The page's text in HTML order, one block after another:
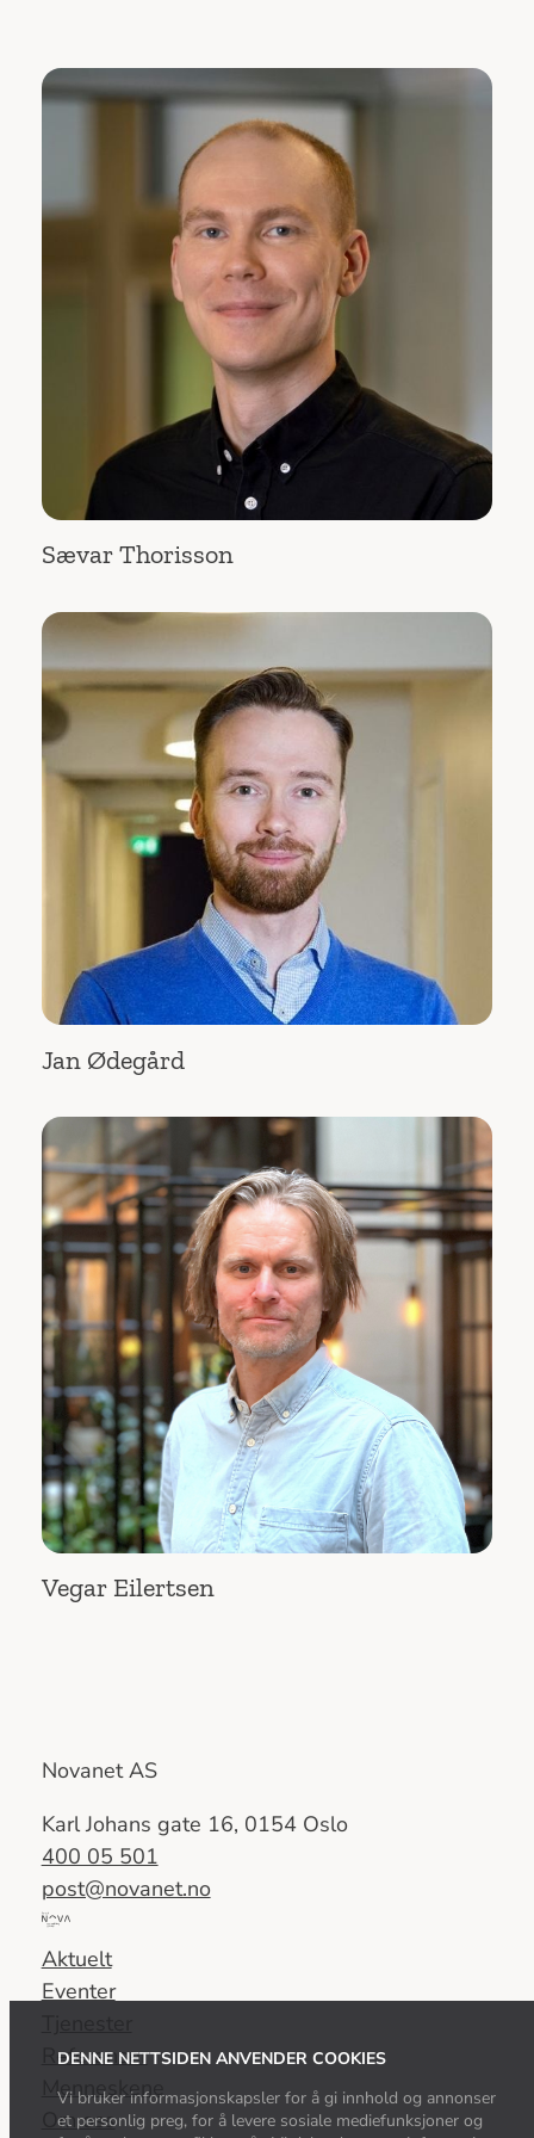
DENNE NETTSIDEN ANVENDER COOKIES
Vi bruker informasjonskapsler for å gi innhold og annonser
et personlig preg, for å levere sosiale mediefunksjoner og
Sævar Thorisson
Jan Ødegård
Vegar Eilertsen
Novanet AS
Karl Johans gate 16, 0154 Oslo
400 05 501
post@novanet.no
Del
av
Nova
Group
Aktuelt
Eventer
Referanser
Menneskene
Om oss